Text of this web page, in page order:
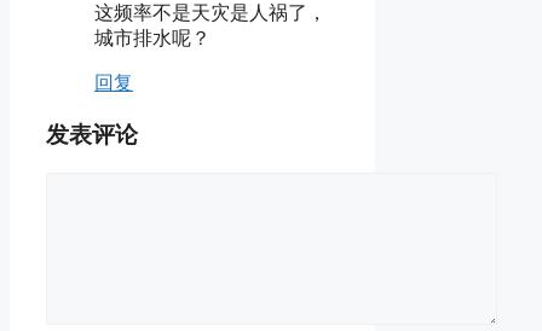
这频率不是天灾是人祸了，
城市排水呢？
回复
发表评论